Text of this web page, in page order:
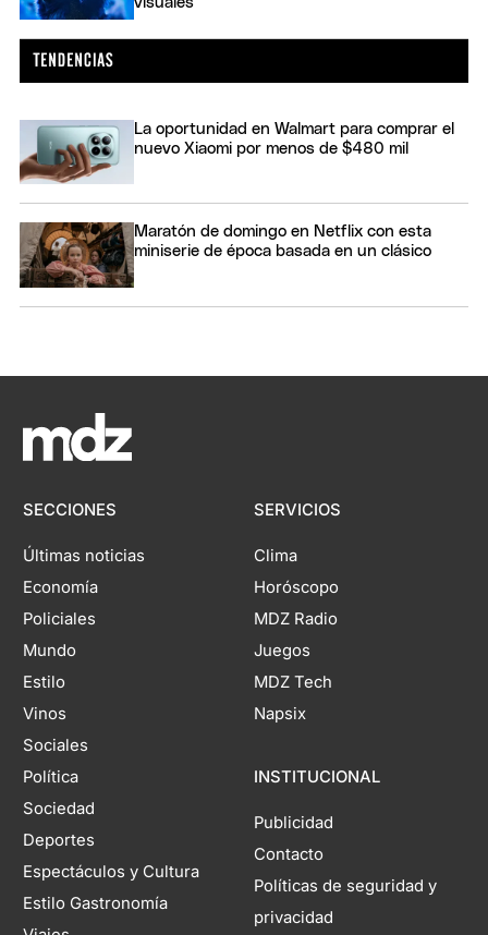
La oportunidad en Walmart para comprar el
nuevo Xiaomi por menos de $480 mil
Maratón de domingo en Netflix con esta
miniserie de época basada en un clásico
SECCIONES
Últimas noticias
Economía
Policiales
Mundo
Estilo
Vinos
Sociales
Política
Sociedad
Deportes
Espectáculos y Cultura
Estilo Gastronomía
SERVICIOS
Clima
Horóscopo
MDZ Radio
Juegos
MDZ Tech
Napsix
INSTITUCIONAL
Publicidad
Contacto
Políticas de seguridad y
privacidad